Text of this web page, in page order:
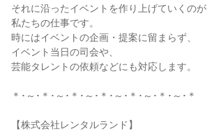
それに沿ったイベントを作り上げていくのが
私たちの仕事です。
時にはイベントの企画・提案に留まらず、
イベント当日の司会や、
芸能タレントの依頼などにも対応します。
＊･～･＊･～･＊･～･＊･～･＊･～･＊･～･＊
【株式会社レンタルランド】